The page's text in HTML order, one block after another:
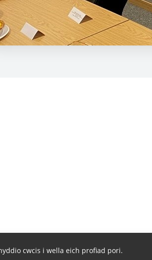
cwcis i wella eich profiad pori.